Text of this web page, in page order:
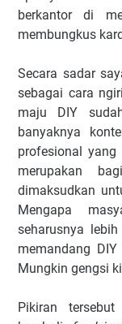
berkantor di
membungkus
Secara sadar
sebagai cara
maju DIY
banyaknya
profesional yang
merupakan
dimaksudkan
Mengapa
seharusnya
memandang
Mungkin gengsi
Pikiran